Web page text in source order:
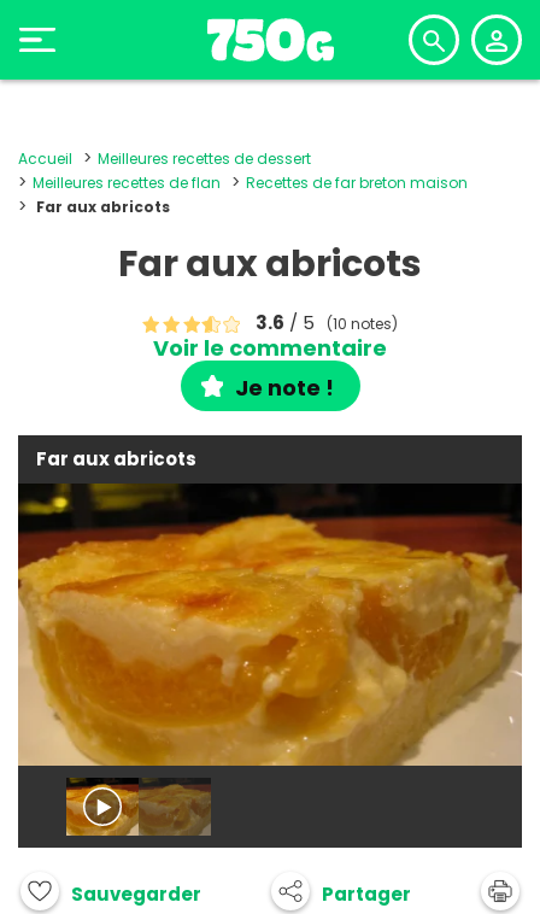
Accueil
Meilleures recettes de dessert
Meilleures recettes de flan
Recettes de far breton maison
Far aux abricots
Far aux abricots
3.6 / 5 (10 notes)
Voir le commentaire
Je note !
Far aux abricots
Sauvegarder Partager